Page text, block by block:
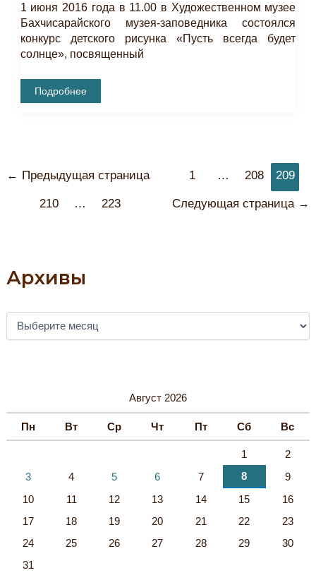
Архивы
Август 2026
Пн Вт Ср Чт Пт Сб Вс
1
2
3
4 5 6 7 8
9
10
11 12 13 14 15
16
17
18 19 20 21 22
23
24
25 26 27 28 29
30
31
1 июня 2016 года в 11.00 в Художественном музее
Бахчисарайского музея-заповедника состоялся
конкурс детского рисунка «Пусть всегда будет
солнце», посвященный
В
Бахчисарае
Солнце».
Подробнее
Постраничная
навигация
← Предыдущая страница 1 … 208 209
210 … 223 Следующая страница →